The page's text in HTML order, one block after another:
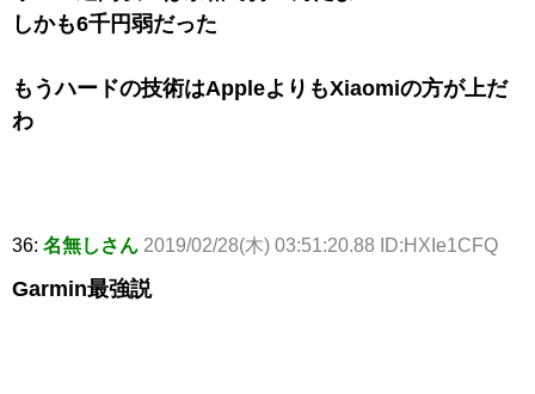
しかも6千円弱だった
もうハードの技術はAppleよりもXiaomiの方が上だ
わ
36: 名無しさん 2019/02/28(木) 03:51:20.88 ID:HXIe1CFQ
Garmin最強説